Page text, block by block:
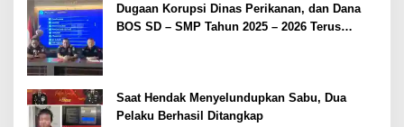
Dugaan Korupsi Dinas Perikanan, dan Dana
BOS SD – SMP Tahun 2025 – 2026 Terus
Saat Hendak Menyelundupkan Sabu, Dua
Pelaku Berhasil Ditangkap